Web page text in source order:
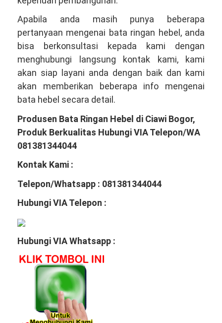
Apabila anda masih punya beberapa
pertanyaan mengenai bata ringan hebel, anda
bisa berkonsultasi kepada kami dengan
menghubungi langsung kontak kami, kami
akan siap layani anda dengan baik dan kami
akan memberikan beberapa info mengenai
bata hebel secara detail.
Produsen Bata Ringan Hebel di Ciawi Bogor,
Produk Berkualitas Hubungi VIA Telepon/WA
081381344044
Kontak Kami :
Telepon/Whatsapp : 081381344044
Hubungi VIA Telepon :
Hubungi VIA Whatsapp :